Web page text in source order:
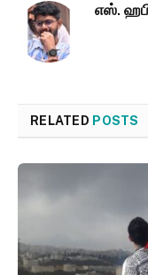
எஸ்.
RELATED POSTS